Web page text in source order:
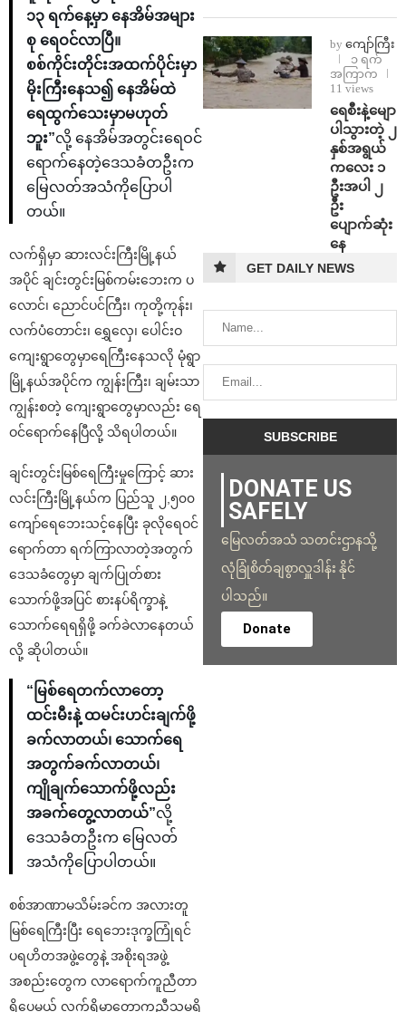
၁၃ ရက်နေ့မှာ နေအိမ်အများ
စု ရေဝင်လာပြီ။
စစ်ကိုင်းတိုင်းအထက်ပိုင်းမှာ
မိုးကြီးနေသ၍ နေအိမ်ထဲ
ရေထွက်သေးမှာမဟုတ်
ဘူး”လို့ နေအိမ်အတွင်းရေဝင်
ရောက်နေတဲ့ဒေသခံတဦးက
မြေလတ်အသံကိုပြောပါ
တယ်။
လက်ရှိမှာ ဆားလင်းကြီးမြို့နယ်
အပိုင် ချင်းတွင်းမြစ်ကမ်းဘေးက ပ
လောင်၊ ညောင်ပင်ကြီး၊ ကုတို့ကုန်း၊
လက်ပံတောင်း၊ ရွှေလှေ၊ ပေါင်းဝ
ကျေးရွာတွေမှာရေကြီးနေသလို မုံရွာ
မြို့နယ်အပိုင်က ကျွန်းကြီး၊ ချမ်းသာ
ကျွန်းစတဲ့ ကျေးရွာတွေမှာလည်း ရေ
ဝင်ရောက်နေပြီလို့ သိရပါတယ်။
ချင်းတွင်းမြစ်ရေကြီးမှုကြောင့် ဆား
လင်းကြီးမြို့နယ်က ပြည်သူ ၂,၅၀၀
ကျော်ရေဘေးသင့်နေပြီး ခုလိုရေဝင်
ရောက်တာ ရက်ကြာလာတဲ့အတွက်
ဒေသခံတွေမှာ ချက်ပြုတ်စား
သောက်ဖို့အပြင် စားနပ်ရိက္ခာနဲ့
သောက်ရေရရှိဖို့ ခက်ခဲလာနေတယ်
လို့ ဆိုပါတယ်။
“မြစ်ရေတက်လာတော့
ထင်းမီးနဲ့ ထမင်းဟင်းချက်ဖို့
ခက်လာတယ်၊ သောက်ရေ
အတွက်ခက်လာတယ်၊
ကျိုချက်သောက်ဖို့လည်း
အခက်တွေ့လာတယ်”လို့
ဒေသခံတဦးက မြေလတ်
အသံကိုပြောပါတယ်။
စစ်အာဏာမသိမ်းခင်က အလားတူ
မြစ်ရေကြီးပြီး ရေဘေးဒုက္ခကြုံရင်
ပရဟိတအဖွဲ့တွေနဲ့ အစိုးရအဖွဲ့
အစည်းတွေက လာရောက်ကူညီတာ
ရှိပေမယ့် လက်ရှိမှာတော့ကူညီသူမရှိ
by ကျော်ကြီး
၁ ရက်
အကြာက
11 views
ရေစီးနဲ့မျော
ပါသွားတဲ့ ၂
နှစ်အရွယ်
ကလေး ၁
ဦးအပါ ၂
ဦး
ပျောက်ဆုံး
နေ
GET DAILY NEWS
DONATE US
SAFELY
မြေလတ်အသံ သတင်းဌာနသို့
လုံခြုံစိတ်ချစွာလှူဒါန်း နိုင်
ပါသည်။
Donate